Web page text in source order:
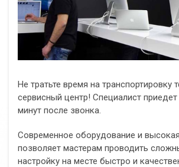
Не тратьте время на транспортировку
сервисный центр! Специалист
минут после звонка.
Современное оборудование и
позволяет мастерам проводить
настройку на месте быстро и